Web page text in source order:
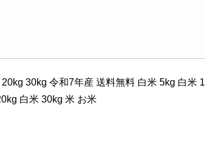
30kg 令和7年産 送料無料 白米 5kg 白米 1
白米 30kg 米 お米